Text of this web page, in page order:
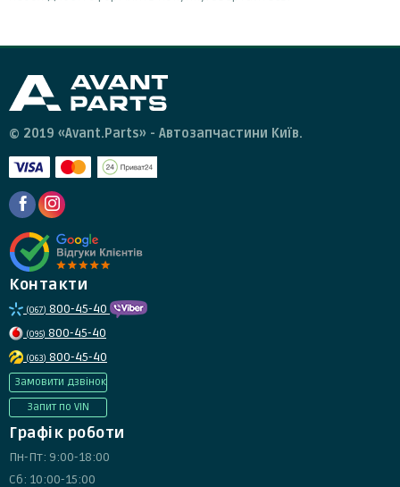
© 2019 «Avant.Parts» - Автозапчастини Київ.
Контакти
(067) 800-45-40
(095) 800-45-40
(063) 800-45-40
Замовити дзвінок
Запит по VIN
Графік роботи
Пн-Пт: 9:00-18:00
Сб: 10:00-15:00